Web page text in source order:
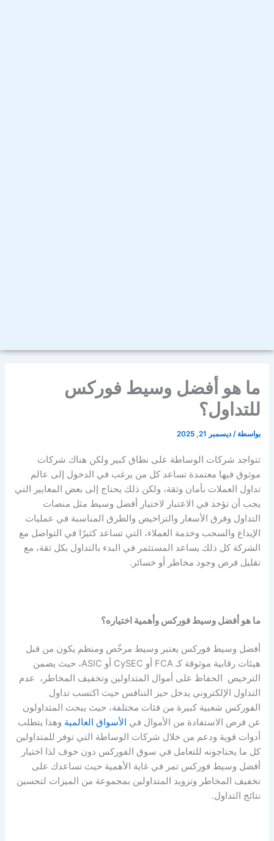
ما هو أفضل وسيط فوركس
للتداول؟
بواسطة/ديسمبر 21, 2025
تتواجد شركات الوساطة على نطاق كبير ولكن هناك شركات
موثوق فيها معتمدة تساعد كل من يرغب في الدخول إلى عالم
تداول العملات بأمان وثقة، ولكن ذلك يحتاج إلى بعض المعايير التي
يجب أن تؤخذ في الاعتبار لاختيار أفضل وسيط مثل منصات
التداول وفرق الأسعار والتراخيص والطرق المناسبة في عمليات
الإيداع والسحب وخدمة العملاء، التي تساعد كثيرًا في التواصل مع
الشركة كل ذلك يساعد المستثمر في البدء بالتداول بكل ثقة، مع
تقليل فرص وجود مخاطر أو خسائر.
ما هو أفضل وسيط فوركس وأهمية اختياره؟
أفضل وسيط فوركس يعتبر وسيط مرخّص ومنظم يكون من قبل
هيئات رقابية موثوقة كـ FCA أو CySEC أو ASIC، حيث يضمن
الترخيص الحفاظ على أموال المتداولين وتخفيف المخاطر، عدم
التداول الإلكتروني يدخل حيز التنافس حيث اكتسب تداول
الفوركس شعبية كبيرة من فئات مختلفة، حيث يبحث المتداولون
عن فرص الاستفادة من الأموال في الأسواق العالميةوهذا يتطلب
أدوات قوية ودعم من خلال شركات الوساطة التي توفر للمتداولين
كل ما يحتاجونه للتعامل في سوق الفوركس دون خوف لذا اختيار
أفضل وسيط فوركس تمر في غاية الأهمية حيث تساعدك على
تخفيف المخاطر وتزويد المتداولين بمجموعة من الميزات لتحسين
نتائج التداول.